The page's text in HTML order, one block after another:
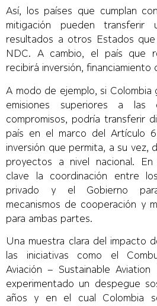
Así, los países que cumplan
mitigación pueden
resultados a otros Estados
NDC. A cambio, el país que
recibirá inversión,
A modo de ejemplo, si Colombia
emisiones superiores a las
compromisos, podría transferir
país en el marco del Artículo
inversión que permita, a su vez,
proyectos a nivel nacional.
clave la coordinación entre
privado y el Gobierno
mecanismos de cooperación y
para ambas partes.
Una muestra clara del impacto
las iniciativas como el
Aviación – Sustainable
experimentado un despegue
años y en el cual Colombia